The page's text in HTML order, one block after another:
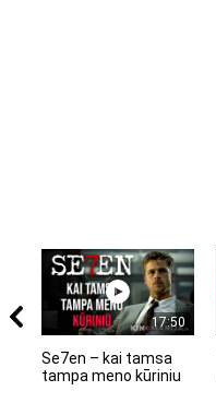
17:50
Se7en – kai tamsa
tampa meno kūriniu